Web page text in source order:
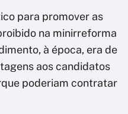
para promover as
na minirreforma
à época, era de
aos candidatos
poderiam contratar